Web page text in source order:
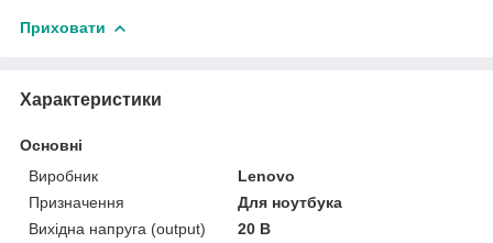
Приховати
Характеристики
Основні
Виробник
Lenovo
Призначення
Для ноутбука
Вихідна напруга (output)
20 В